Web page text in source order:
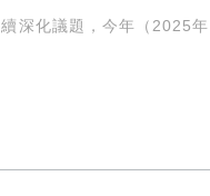
深化議題，今年（2025